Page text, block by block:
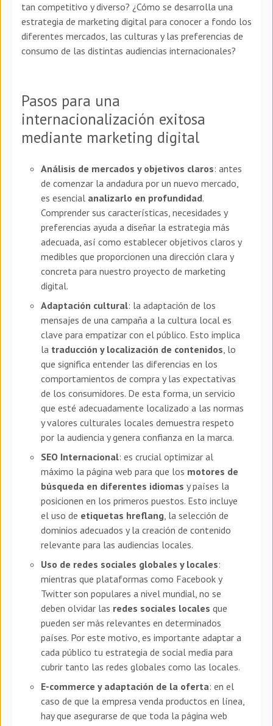
tan competitivo y diverso? ¿Cómo se desarrolla una
estrategia de marketing digital para conocer a fondo los
diferentes mercados, las culturas y las preferencias de
consumo de las distintas audiencias internacionales?
Pasos para una
internacionalización exitosa
mediante marketing digital
Análisis de mercados y objetivos claros: antes
de comenzar la andadura por un nuevo mercado,
es esencial analizarlo en profundidad.
Comprender sus características, necesidades y
preferencias ayuda a diseñar la estrategia más
adecuada, así como establecer objetivos claros y
medibles que proporcionen una dirección clara y
concreta para nuestro proyecto de marketing
digital.
Adaptación cultural: la adaptación de los
mensajes de una campaña a la cultura local es
clave para empatizar con el público. Esto implica
la traducción y localización de contenidos, lo
que significa entender las diferencias en los
comportamientos de compra y las expectativas
de los consumidores. De esta forma, un servicio
que esté adecuadamente localizado a las normas
y valores culturales locales demuestra respeto
por la audiencia y genera confianza en la marca.
SEO Internacional: es crucial optimizar al
máximo la página web para que los motores de
búsqueda en diferentes idiomas y países la
posicionen en los primeros puestos. Esto incluye
el uso de etiquetas hreflang, la selección de
dominios adecuados y la creación de contenido
relevante para las audiencias locales.
Uso de redes sociales globales y locales:
mientras que plataformas como Facebook y
Twitter son populares a nivel mundial, no se
deben olvidar las redes sociales locales que
pueden ser más relevantes en determinados
países. Por este motivo, es importante adaptar a
cada público tu estrategia de social media para
cubrir tanto las redes globales como las locales.
E-commerce y adaptación de la oferta: en el
caso de que la empresa venda productos en línea,
hay que asegurarse de que toda la página web